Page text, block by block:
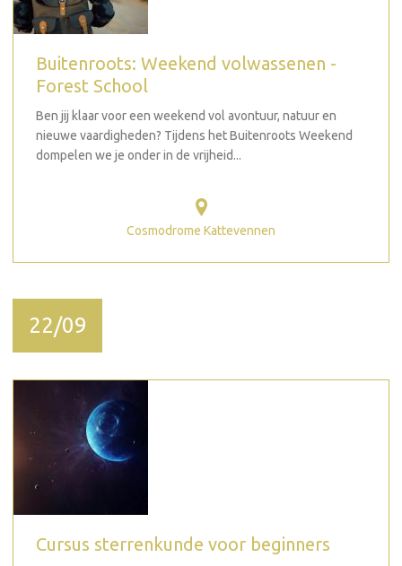
Buitenroots: Weekend volwassenen -
Forest School
Ben jij klaar voor een weekend vol avontuur, natuur en
nieuwe vaardigheden? Tijdens het Buitenroots Weekend
dompelen we je onder in de vrijheid...
Cosmodrome Kattevennen
22/09
Cursus sterrenkunde voor beginners